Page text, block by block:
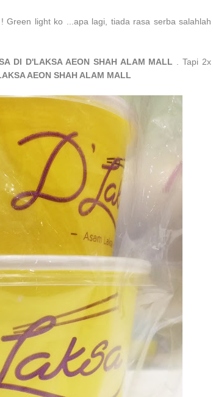
light ko ...apa lagi, tiada rasa serba salahlah
DI D'LAKSA AEON SHAH ALAM MALL . Tapi 2x
AEON SHAH ALAM MALL